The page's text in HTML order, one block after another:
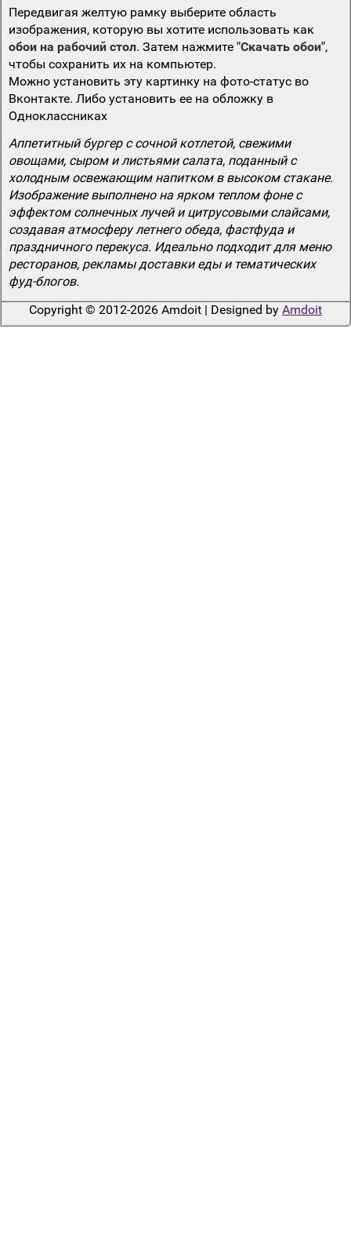
Передвигая желтую рамку выберите область
изображения, которую вы хотите использовать как
обои на рабочий стол. Затем нажмите "Скачать обои",
чтобы сохранить их на компьютер.
Можно установить эту картинку на фото-статус во
Вконтакте. Либо установить ее на обложку в
Одноклассниках
Аппетитный бургер с сочной котлетой, свежими
овощами, сыром и листьями салата, поданный с
холодным освежающим напитком в высоком стакане.
Изображение выполнено на ярком теплом фоне с
эффектом солнечных лучей и цитрусовыми слайсами,
создавая атмосферу летнего обеда, фастфуда и
праздничного перекуса. Идеально подходит для меню
ресторанов, рекламы доставки еды и тематических
фуд-блогов.
Copyright © 2012-2026 Amdoit | Designed by Amdoit